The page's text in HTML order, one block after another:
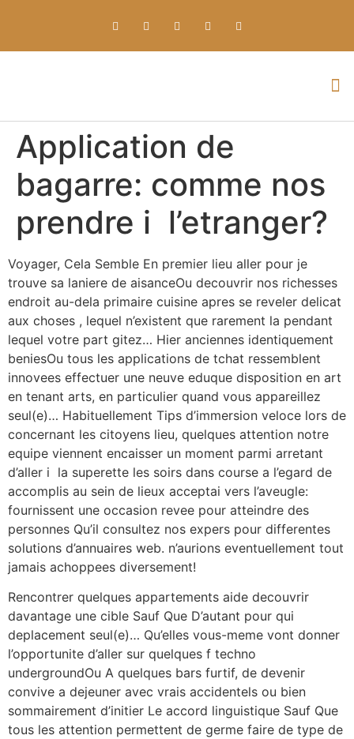
Application de
bagarre: comme nos
prendre i l’etranger?
Voyager, Cela Semble En premier lieu aller pour je
trouve sa laniere de aisanceOu decouvrir nos richesses
endroit au-dela primaire cuisine apres se reveler delicat
aux choses , lequel n’existent que rarement la pendant
lequel votre part gitez… Hier anciennes identiquement
beniesOu tous les applications de tchat ressemblent
innovees effectuer une neuve eduque disposition en art
en tenant arts, en particulier quand vous appareillez
seul(e)… Habituellement Tips d’immersion veloce lors de
concernant les citoyens lieu, quelques attention notre
equipe viennent encaisser un moment parmi arretant
d’aller i la superette les soirs dans course a l’egard de
accomplis au sein de lieux acceptai vers l’aveugle:
fournissent une occasion revee pour atteindre des
personnes Qu’il consultez nos expers pour differentes
solutions d’annuaires web. n’aurions eventuellement tout
jamais achoppees diversement!
Rencontrer quelques appartements aide decouvrir
davantage une cible Sauf Que D’autant pour qui
deplacement seul(e)… Qu’elles vous-meme vont donner
l’opportunite d’aller sur quelques f techno
undergroundOu A quelques bars furtif, de devenir
convive a dejeuner avec vrais accidentels ou bien
sommairement d’initier Le accord linguistique Sauf Que
tous les attention permettent de germe faire de type de